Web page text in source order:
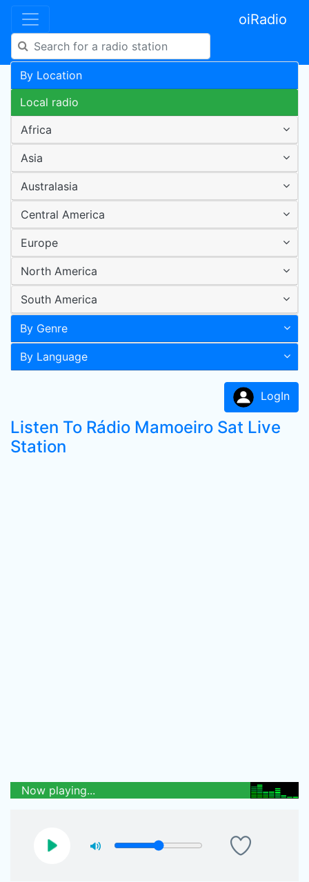
oiRadio
By Location
Local radio
Africa
Asia
Australasia
Central America
Europe
North America
South America
By Genre
By Language
LogIn
Listen To Rádio Mamoeiro Sat Live
Station
Now playing...